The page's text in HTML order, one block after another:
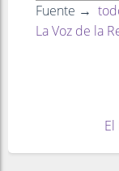
Fuente →
La Voz de la